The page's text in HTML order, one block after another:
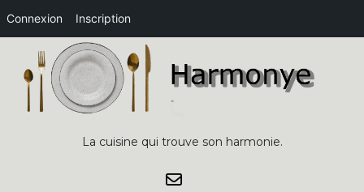
Connexion Inscription
content
La cuisine qui trouve son harmonie.